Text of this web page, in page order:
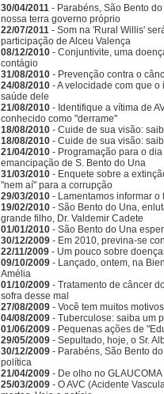
30/04/2011 - Parabéns, São Bento
nossa terra governo próprio
22/07/2011 - Som na 'Rural Willis'
participação de Alceu Valença
08/12/2010 - Conjuntivite, uma
contágio
31/08/2010 - Prevenção contra o
24/08/2010 - A velocidade com que
saúde dele
21/08/2010 - Identifique a vítima de
conhecido como "derrame"
18/08/2010 - Cuide de sua visão:
18/08/2010 - Cuide de sua visão:
21/04/2010 - Programação para o
emancipação de S. Bento do Una
31/03/2010 - Enquete sobre a
"nem aí" para a corrupção
29/03/2010 - Lamentamos informar
19/02/2010 - São Bento do Una,
grande filho, Dr. Valdemir Cadete
01/01/2010 - São Bento do Una
30/12/2009 - Em 2010, previna-se
22/11/2009 - Um pouco sobre
09/10/2009 - Lançado, ontem, na
Amélia
01/10/2009 - Tratamento de câncer
sofra desse mal
27/08/2009 - Você tem muitos
04/08/2009 - Tuberculose: saiba um
01/06/2009 - Pequenas ações de
29/05/2009 - Sepultado, hoje, o Sr.
30/12/2009 - Parabéns, São Bento
política
21/04/2009 - De olho no GLAUCOMA
25/03/2009 - O AVC (Acidente